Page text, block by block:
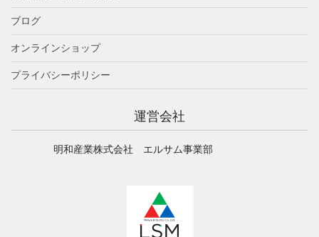
ブログ
オンラインショップ
プライバシーポリシー
運営会社
明和産業株式会社 エルサム事業部